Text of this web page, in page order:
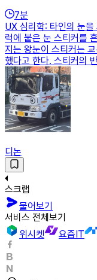
7분
UX 심리학: 타인의 눈
럭에 붙은 눈 스티커를
지는 왕눈이 스티커는
했다고 한다. 스티커의
디논
스크랩
물어보기
서비스 전체보기
위시켓
요즘IT